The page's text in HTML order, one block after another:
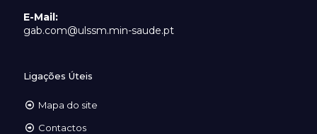
E-Mail:
gab.com@ulssm.min-saude.pt
Ligações Úteis
Mapa do site
Contactos